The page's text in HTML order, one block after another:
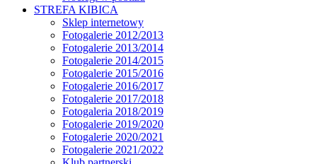
STREFA KIBICA
Sklep internetowy
Fotogalerie 2012/2013
Fotogalerie 2013/2014
Fotogalerie 2014/2015
Fotogalerie 2015/2016
Fotogalerie 2016/2017
Fotogalerie 2017/2018
Fotogaleria 2018/2019
Fotogalerie 2019/2020
Fotogalerie 2020/2021
Fotogalerie 2021/2022